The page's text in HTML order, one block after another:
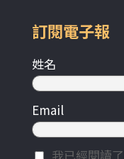
訂閱電子報
姓名
Email
我已經閱讀